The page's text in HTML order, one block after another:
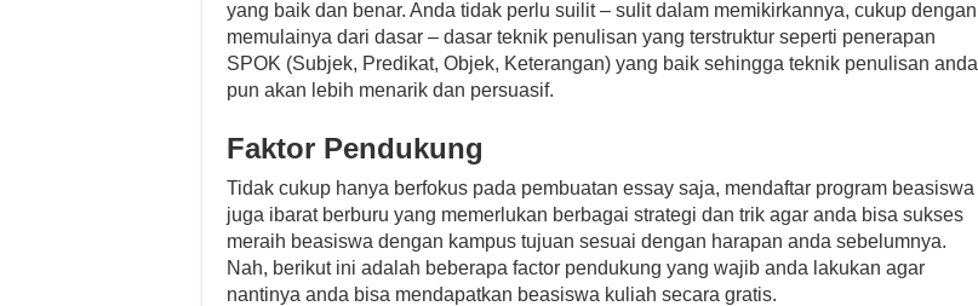
yang baik dan benar. Anda tidak perlu suilit – sulit dalam memikirkannya, cukup dengan
memulainya dari dasar – dasar teknik penulisan yang terstruktur seperti penerapan
SPOK (Subjek, Predikat, Objek, Keterangan) yang baik sehingga teknik penulisan anda
pun akan lebih menarik dan persuasif.
Faktor Pendukung
Tidak cukup hanya berfokus pada pembuatan essay saja, mendaftar program beasiswa
juga ibarat berburu yang memerlukan berbagai strategi dan trik agar anda bisa sukses
meraih beasiswa dengan kampus tujuan sesuai dengan harapan anda sebelumnya.
Nah, berikut ini adalah beberapa factor pendukung yang wajib anda lakukan agar
nantinya anda bisa mendapatkan beasiswa kuliah secara gratis.